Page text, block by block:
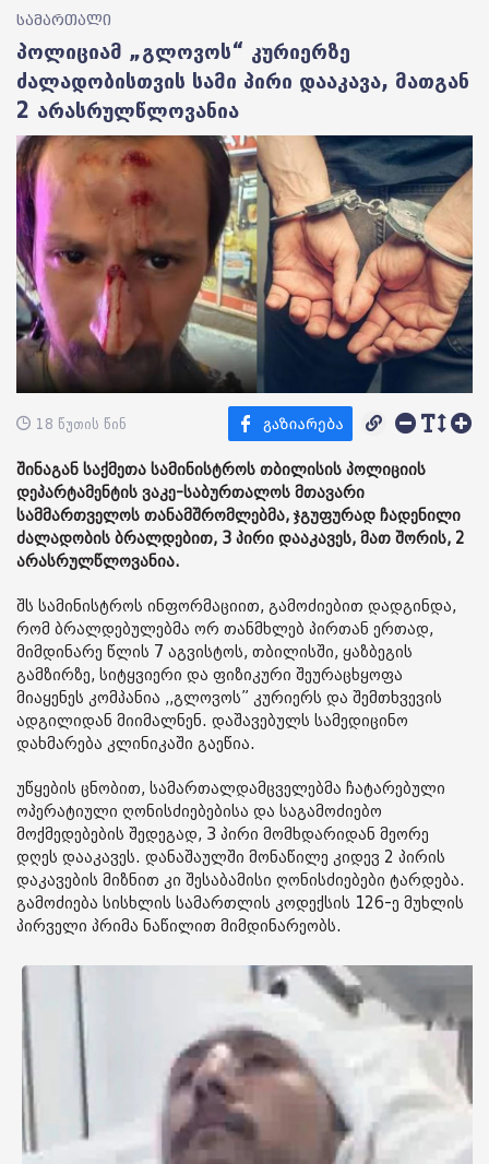
სამართალი
პოლიციამ „გლოვოს“ კურიერზე
ძალადობისთვის სამი პირი დააკავა, მათგან
2 არასრულწლოვანია
18 წუთის წინ
შინაგან საქმეთა სამინისტროს თბილისის პოლიციის
დეპარტამენტის ვაკე-საბურთალოს მთავარი
სამმართველოს თანამშრომლებმა, ჯგუფურად ჩადენილი
ძალადობის ბრალდებით, 3 პირი დააკავეს, მათ შორის, 2
არასრულწლოვანია.
შს სამინისტროს ინფორმაციით, გამოძიებით დადგინდა,
რომ ბრალდებულებმა ორ თანმხლებ პირთან ერთად,
მიმდინარე წლის 7 აგვისტოს, თბილისში, ყაზბეგის
გამზირზე, სიტყვიერი და ფიზიკური შეურაცხყოფა
მიაყენეს კომპანია ,,გლოვოს” კურიერს და შემთხვევის
ადგილიდან მიიმალნენ. დაშავებულს სამედიცინო
დახმარება კლინიკაში გაეწია.
უწყების ცნობით, სამართალდამცველებმა ჩატარებული
ოპერატიული ღონისძიებებისა და საგამოძიებო
მოქმედებების შედეგად, 3 პირი მომხდარიდან მეორე
დღეს დააკავეს. დანაშაულში მონაწილე კიდევ 2 პირის
დაკავების მიზნით კი შესაბამისი ღონისძიებები ტარდება.
გამოძიება სისხლის სამართლის კოდექსის 126-ე მუხლის
პირველი პრიმა ნაწილით მიმდინარეობს.